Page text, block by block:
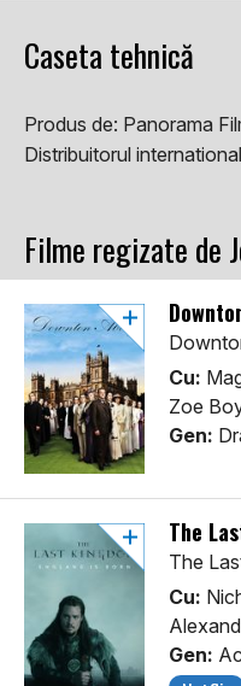
Caseta tehnică
Produs de: Panorama
Distribuitorul
Filme regizate de
Cu:
Zoe
Gen:
The
The
Cu:
Gen: